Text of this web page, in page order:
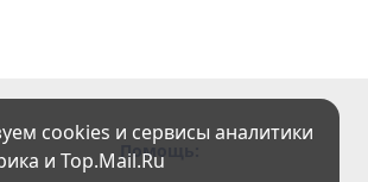
cookies и сервисы аналитики
и Top.Mail.Ru
Помощь: